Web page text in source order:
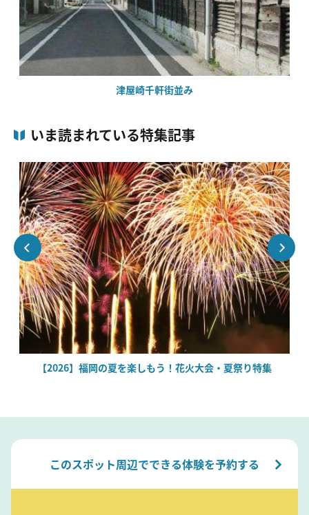
津屋崎千軒街並み
いま読まれている特集記事
【2026】福岡の夏を楽しもう！花火大会・夏祭り特集
このスポット周辺でできる体験を予約する